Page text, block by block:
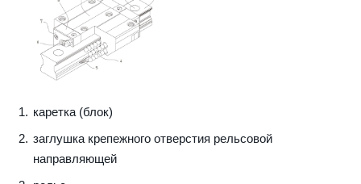
каретка (блок)
заглушка крепежного отверстия рельсовой
направляющей